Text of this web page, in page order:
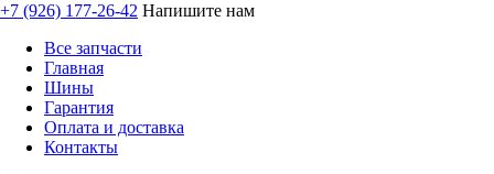
+7 (926) 177-26-42 Напишите нам
Все запчасти
Главная
Шины
Гарантия
Оплата и доставка
Контакты